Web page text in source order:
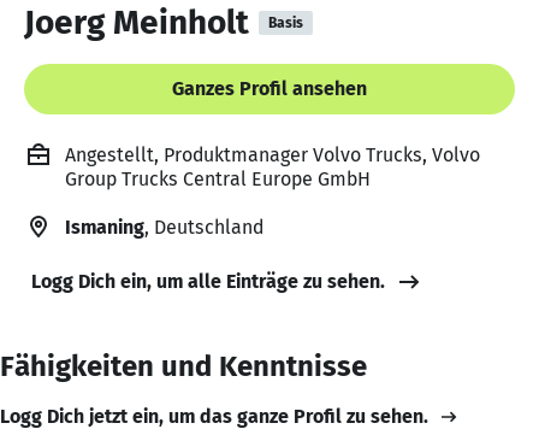
Joerg Meinholt Basis
Ganzes Profil ansehen
Angestellt, Produktmanager Volvo Trucks, Volvo
Group Trucks Central Europe GmbH
Ismaning, Deutschland
Logg Dich ein, um alle Einträge zu sehen.
Fähigkeiten und Kenntnisse
Logg Dich jetzt ein, um das ganze Profil zu sehen.